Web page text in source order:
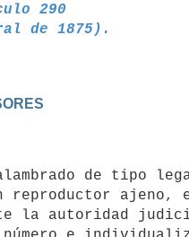
290
de 1875).
reproductor
la autoridad